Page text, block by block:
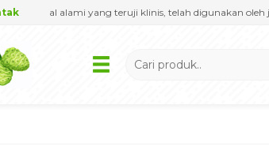
herbal alami yang teruji klinis, telah digunakan